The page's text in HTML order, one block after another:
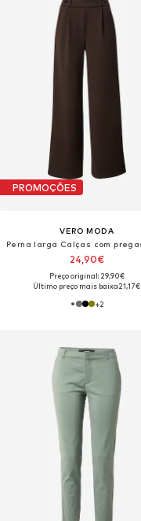
PROMOÇÕES
VERO MODA
24,90€
Preço original: 29,90€
Último preço mais baixo:21,17€
+2